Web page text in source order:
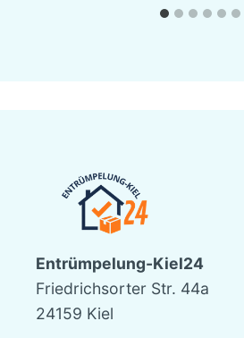
Entrümpelung-Kiel24
Friedrichsorter Str. 44a
24159 Kiel